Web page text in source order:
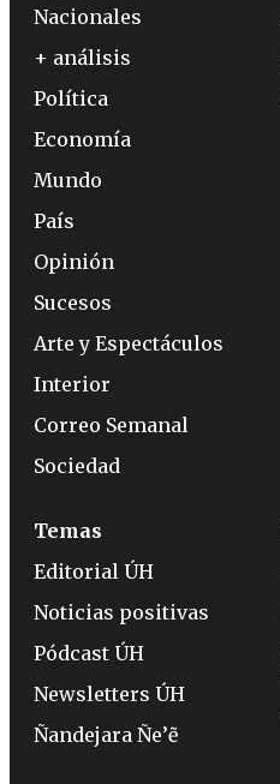
Nacionales
+ análisis
Política
Economía
Mundo
País
Opinión
Sucesos
Arte y Espectáculos
Interior
Correo Semanal
Sociedad
Temas
Editorial ÚH
Noticias positivas
Pódcast ÚH
Newsletters ÚH
Ñandejara Ñe’ẽ